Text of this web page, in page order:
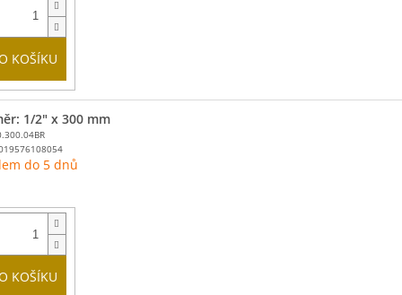
KOŠÍKU
1/2" x 300 mm
do 5 dnů
KOŠÍKU